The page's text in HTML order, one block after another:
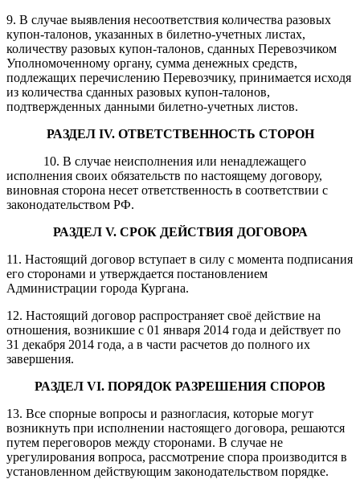
9. В случае выявления несоответствия количества разовых
купон-талонов, указанных в билетно-учетных листах,
количеству разовых купон-талонов, сданных Перевозчиком
Уполномоченному органу, сумма денежных средств,
подлежащих перечислению Перевозчику, принимается исходя
из количества сданных разовых купон-талонов,
подтвержденных данными билетно-учетных листов.
РАЗДЕЛ IV. ОТВЕТСТВЕННОСТЬ СТОРОН
10. В случае неисполнения или ненадлежащего
исполнения своих обязательств по настоящему договору,
виновная сторона несет ответственность в соответствии с
законодательством РФ.
РАЗДЕЛ V. СРОК ДЕЙСТВИЯ ДОГОВОРА
11. Настоящий договор вступает в силу с момента подписания
его сторонами и утверждается постановлением
Администрации города Кургана.
12. Настоящий договор распространяет своё действие на
отношения, возникшие с 01 января 2014 года и действует по
31 декабря 2014 года, а в части расчетов до полного их
завершения.
РАЗДЕЛ VI. ПОРЯДОК РАЗРЕШЕНИЯ СПОРОВ
13. Все спорные вопросы и разногласия, которые могут
возникнуть при исполнении настоящего договора, решаются
путем переговоров между сторонами. В случае не
урегулирования вопроса, рассмотрение спора производится в
установленном действующим законодательством порядке.